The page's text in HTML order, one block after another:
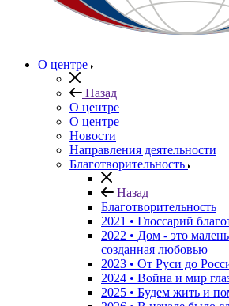
О центре
Назад
О центре
О центре
Новости
Направления деятельности
Благотворительность
Назад
Благотворительность
2021 • Глоссарий
2022 • Дом - это
созданная любовью
2023 • От Руси до
2024 • Война и мир
2025 • Будем жить и